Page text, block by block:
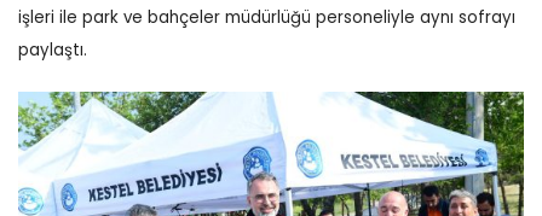
işleri ile park ve bahçeler müdürlüğü personeliyle aynı sofrayı
paylaştı.